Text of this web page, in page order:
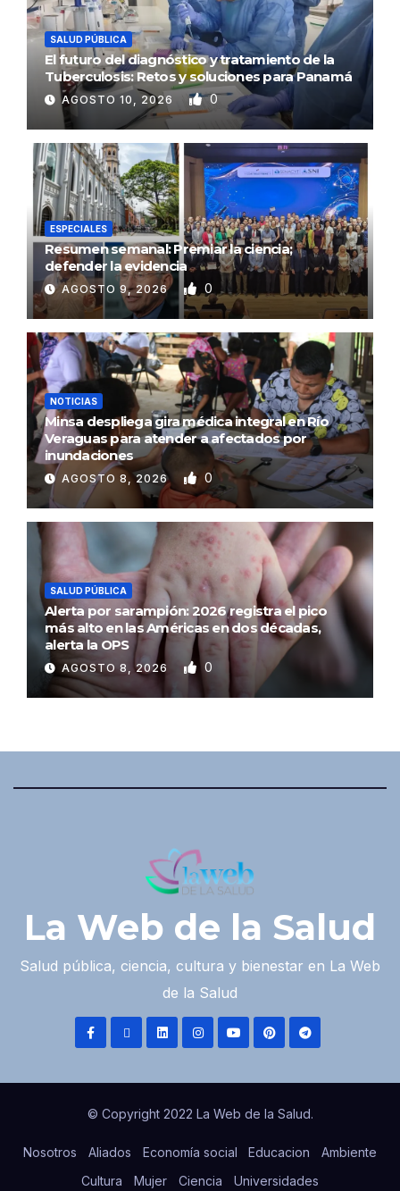
SALUD PÚBLICA
El futuro del diagnóstico y tratamiento de la
Tuberculosis: Retos y soluciones para Panamá
AGOSTO 10, 2026 0
ESPECIALES
Resumen semanal: Premiar la ciencia;
defender la evidencia
AGOSTO 9, 2026 0
NOTICIAS
Minsa despliega gira médica integral en Río
Veraguas para atender a afectados por
inundaciones
AGOSTO 8, 2026 0
SALUD PÚBLICA
Alerta por sarampión: 2026 registra el pico
más alto en las Américas en dos décadas,
alerta la OPS
AGOSTO 8, 2026 0
La Web de la Salud
Salud pública, ciencia, cultura y bienestar en La Web
de la Salud
© Copyright 2022 La Web de la Salud.
Nosotros Aliados Economía social Educacion
Ambiente
Cultura
Mujer Ciencia Universidades